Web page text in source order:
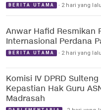
BERITA UTAMA 2 hari yang lalu
Anwar Hafid Resmikan
Internasional Perdana
BERITA UTAMA 2 hari yang lalu
Komisi IV DPRD
Kepastian Hak Guru
Madrasah